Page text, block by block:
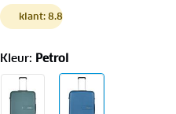
klant: 8.8
Kleur: Petrol